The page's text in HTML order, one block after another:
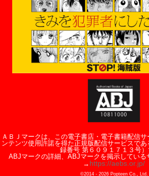
ＡＢＪマークは、この電子書店・電子書籍配信
ンテンツ使用許諾を得た正規版配信サービスで
録番号 第６０９１７１３号）
ABJマークの詳細、ABJマークを掲示している
→ https://aebs.or.jp/
©2014 - 2026Popteen Co., Ltd.